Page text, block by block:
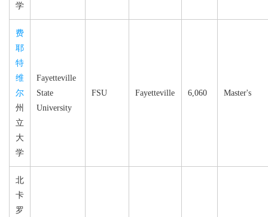
学
费
耶
特
维
尔
州
立
大
学
Fayetteville
State
University
FSU Fayetteville 6,060 Master's
北
卡
罗